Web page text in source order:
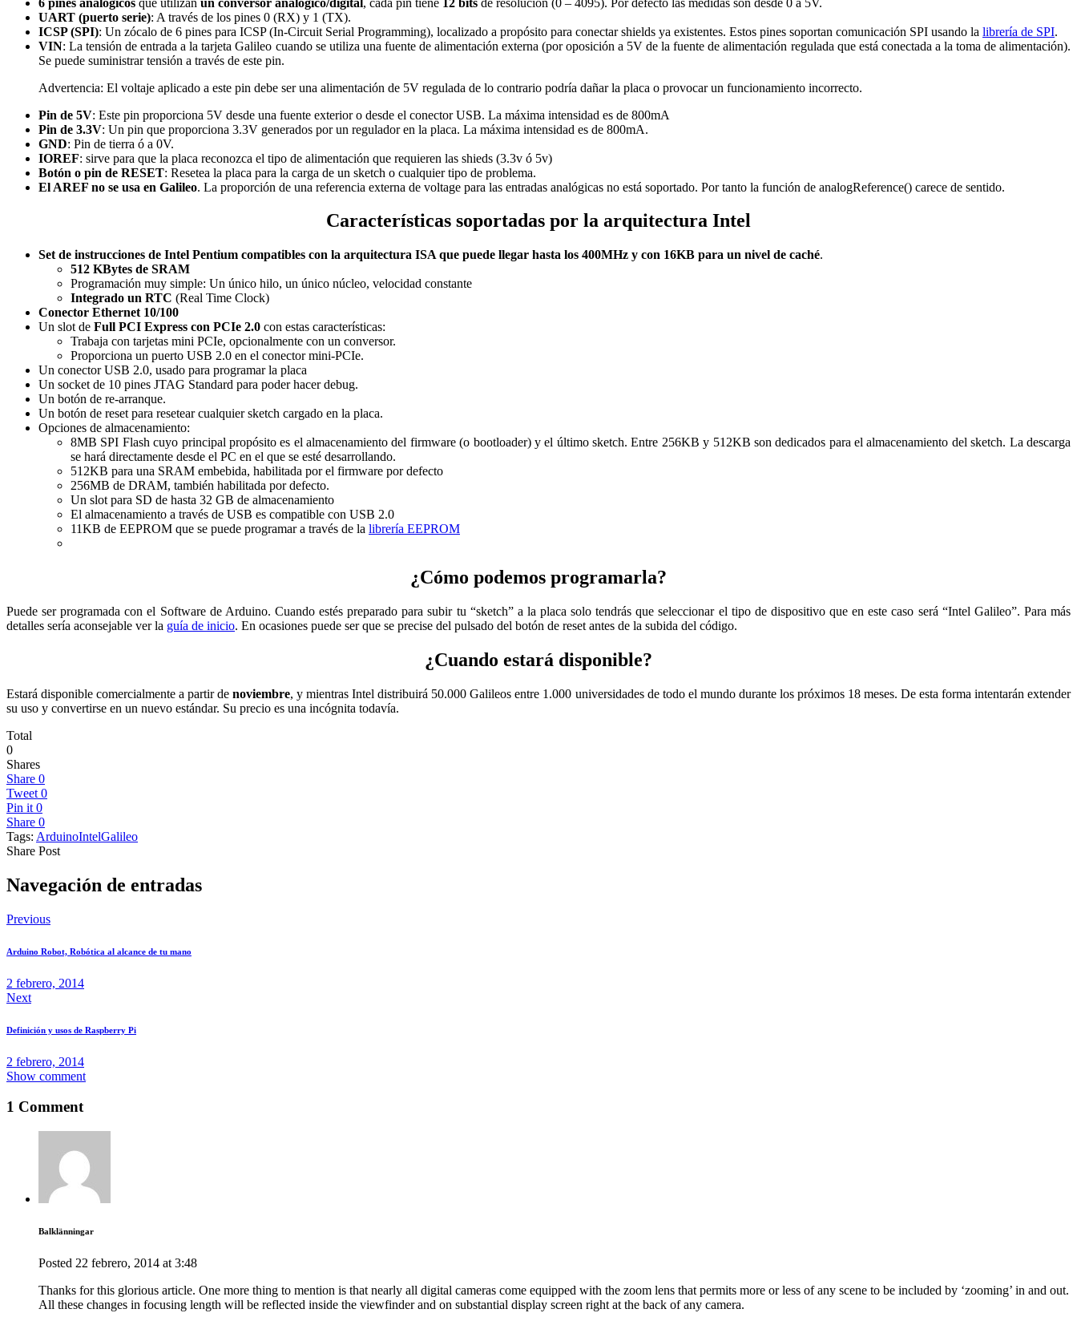
UART (puerto serie): A través de los pines 0 (RX) y 1 (TX).
ICSP (SPI): Un zócalo de 6 pines para ICSP (In-Circuit Serial Programming), localizado a propósito para conectar shields ya existentes. Estos pines soportan comunicación SPI usando la librería de SPI.
VIN: La tensión de entrada a la tarjeta Galileo cuando se utiliza una fuente de alimentación externa (por oposición a 5V de la fuente de alimentación regulada que está conectada a la toma de alimentación).
Se puede suministrar tensión a través de este pin.
Advertencia: El voltaje aplicado a este pin debe ser una alimentación de 5V regulada de lo contrario podría dañar la placa o provocar un funcionamiento incorrecto.
Pin de 5V: Este pin proporciona 5V desde una fuente exterior o desde el conector USB. La máxima intensidad es de 800mA
Pin de 3.3V: Un pin que proporciona 3.3V generados por un regulador en la placa. La máxima intensidad es de 800mA.
GND: Pin de tierra ó a 0V.
IOREF: sirve para que la placa reconozca el tipo de alimentación que requieren las shieds (3.3v ó 5v)
Botón o pin de RESET: Resetea la placa para la carga de un sketch o cualquier tipo de problema.
El AREF no se usa en Galileo. La proporción de una referencia externa de voltage para las entradas analógicas no está soportado. Por tanto la función de analogReference() carece de sentido.
Características soportadas por la arquitectura Intel
Set de instrucciones de Intel Pentium compatibles con la arquitectura ISA que puede llegar hasta los 400MHz y con 16KB para un nivel de caché.
512 KBytes de SRAM
Programación muy simple: Un único hilo, un único núcleo, velocidad constante
Integrado un RTC (Real Time Clock)
Conector Ethernet 10/100
Un slot de Full PCI Express con PCIe 2.0 con estas características:
Trabaja con tarjetas mini PCIe, opcionalmente con un conversor.
Proporciona un puerto USB 2.0 en el conector mini-PCIe.
Un conector USB 2.0, usado para programar la placa
Un socket de 10 pines JTAG Standard para poder hacer debug.
Un botón de re-arranque.
Un botón de reset para resetear cualquier sketch cargado en la placa.
Opciones de almacenamiento:
8MB SPI Flash cuyo principal propósito es el almacenamiento del firmware (o bootloader) y el último sketch. Entre 256KB y 512KB son dedicados para el almacenamiento del sketch. La descarga
se hará directamente desde el PC en el que se esté desarrollando.
512KB para una SRAM embebida, habilitada por el firmware por defecto
256MB de DRAM, también habilitada por defecto.
Un slot para SD de hasta 32 GB de almacenamiento
El almacenamiento a través de USB es compatible con USB 2.0
11KB de EEPROM que se puede programar a través de la librería EEPROM
¿Cómo podemos programarla?
Puede ser programada con el Software de Arduino. Cuando estés preparado para subir tu “sketch” a la placa solo tendrás que seleccionar el tipo de dispositivo que en este caso será “Intel Galileo”. Para más
detalles sería aconsejable ver la guía de inicio. En ocasiones puede ser que se precise del pulsado del botón de reset antes de la subida del código.
¿Cuando estará disponible?
Estará disponible comercialmente a partir denoviembre, y mientras Intel distribuirá 50.000 Galileos entre 1.000 universidades de todo el mundo durante los próximos 18 meses. De esta forma intentarán extender
su uso y convertirse en un nuevo estándar. Su precio es una incógnita todavía.
Total
0
Shares
Share 0
Tweet 0
Pin it 0
Share 0
Tags: ArduinoIntelGalileo
Share Post
Navegación de entradas
Previous
Arduino Robot, Robótica al alcance de tu mano
2 febrero, 2014
Next
Definición y usos de Raspberry Pi
2 febrero, 2014
Show comment
1 Comment
Balklänningar
Posted 22 febrero, 2014 at 3:48
Thanks for this glorious article. One more thing to mention is that nearly all digital cameras come equipped with the zoom lens that permits more or less of any scene to be included by ‘zooming’ in and out.
All these changes in focusing length will be reflected inside the viewfinder and on substantial display screen right at the back of any camera.